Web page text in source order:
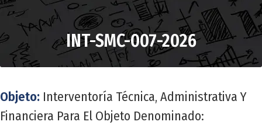
INT-SMC-007-2026
Objeto: Interventoría Técnica, Administrativa Y
Financiera Para El Objeto Denominado: